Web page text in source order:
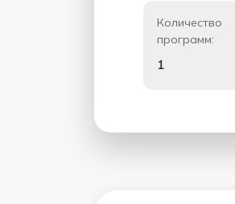
Количество
программ:
1